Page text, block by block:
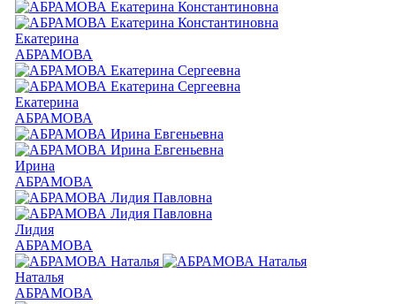
Екатерина
АБРАМОВА
Екатерина
АБРАМОВА
Ирина
АБРАМОВА
Лидия
АБРАМОВА
Наталья
АБРАМОВА